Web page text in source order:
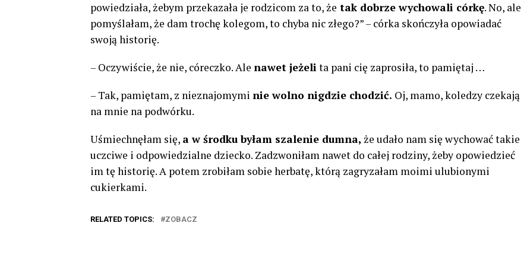
powiedziała, żebym przekazała je rodzicom za to, że tak dobrze wychowali córkę. No, ale
pomyślałam, że dam trochę kolegom, to chyba nic złego?” – córka skończyła opowiadać
swoją historię.
– Oczywiście, że nie, córeczko. Ale nawet jeżelita pani cię zaprosiła, to pamiętaj …
– Tak, pamiętam, z nieznajomymi nie wolno nigdzie chodzić. Oj, mamo, koledzy czekają
na mnie na podwórku.
Uśmiechnęłam się, a w środku byłam szalenie dumna, że ​​udało nam się wychować takie
uczciwe i odpowiedzialne dziecko. Zadzwoniłam nawet do całej rodziny, żeby opowiedzieć
im tę historię. A potem zrobiłam sobie herbatę, którą zagryzałam moimi ulubionymi
cukierkami.
RELATED TOPICS: ZOBACZ